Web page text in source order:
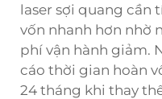
laser sợi quang cần
vốn nhanh hơn nhờ
phí vận hành giảm.
cáo thời gian hoàn
24 tháng khi thay